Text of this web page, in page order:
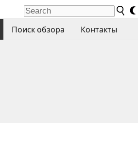
Поиск обзора Контакты